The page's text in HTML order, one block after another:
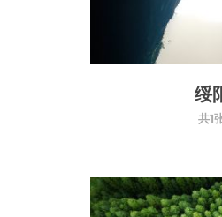
绥
共1